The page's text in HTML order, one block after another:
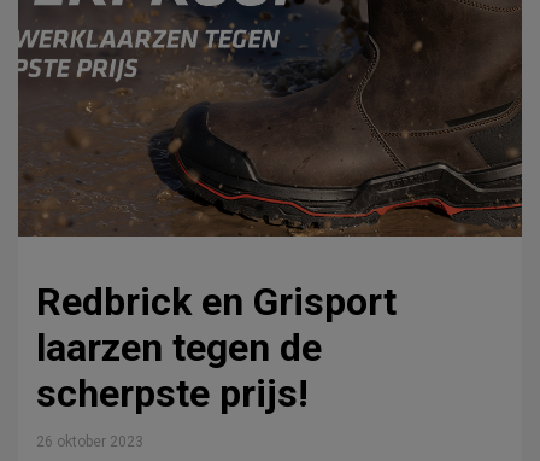
Redbrick en Grisport
laarzen tegen de
scherpste prijs!
26 oktober 2023